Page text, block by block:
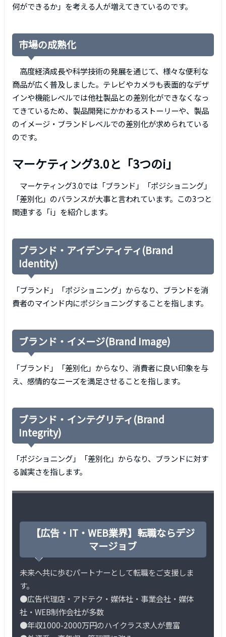
何ができるか」を考える人が増えてきているのです。
市場の成熟化
高度経済成長や科学技術の発展を通じて、様々な便利な
商品が広く普及しました。テレビやカメラも表面的なデザ
インや機能レベルでは他社製品との差別化ができなくなっ
てきているため、製品開発にかかわるストーリーや、製品
のイメージ・ブランドレベルでの差別化が求められている
のです。
マーケティング3.0と「3つのi」
マーケティング3.0では「ブランド」「ポジショニング」
「差別化」のバランスが大事と言われています。この3つと
関連する「i」を紹介します。
ブランド・アイデンティティ(Brand
Identity)
「ブランド」「ポジショニング」からなり、ブランドを消
費者のマインド内にポジショニングすることを指します。
ブランド・イメージ(Brand Image)
「ブランド」「差別化」からなり、消費者に良い印象を与
え、感情的なニーズを満足させることを指します。
ブランド・インテグリティ(Brand
Integrity)
「ポジショニング」「差別化」からなり、ブランドに対す
る誠実さを指します。
【広告・IT・WEB業界】転職ならデジ
マージョブ
未来へ共に歩むパートナーとして転職をご支援しま
す。
●広告代理店・アドテク・媒体社・事業会社・媒体
社・WEB制作会社が多数
●年収1000-2000万円のハイクラス求人が豊富